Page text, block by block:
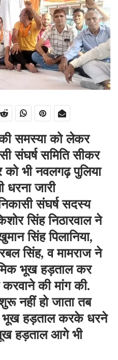
समस्या को लेकर
संघर्ष समिति सीकर
को भी नवलगढ़ पुलिया
जारी
संघर्ष सदस्य
सिंह निठारवाल ने
सिंह पिलानिया,
सिंह, व मामराज ने
भूख हड़ताल कर
करवाने की मांग की.
नहीं हो जाता तब
हड़ताल करके धरने
हड़ताल आगे भी